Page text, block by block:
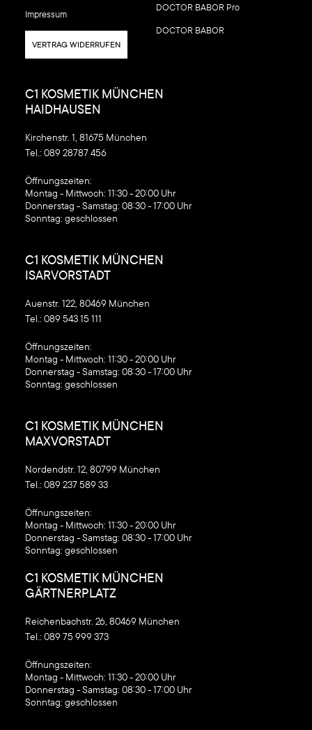
Impressum
VERTRAG WIDERRUFEN
DOCTOR BABOR Pro
DOCTOR BABOR
C1 KOSMETIK MÜNCHEN
HAIDHAUSEN
Kirchenstr. 1, 81675 München
Tel.: 089 28787 456
‍Öffnungszeiten:
Montag - Mittwoch: 11:30 - 20:00 Uhr
Donnerstag - Samstag: 08:30 - 17:00 Uhr
Sonntag: geschlossen
C1 KOSMETIK MÜNCHEN
ISARVORSTADT
Auenstr. 122, 80469 München
Tel.: 089 543 15 111
‍Öffnungszeiten:
Montag - Mittwoch: 11:30 - 20:00 Uhr
Donnerstag - Samstag: 08:30 - 17:00 Uhr
Sonntag: geschlossen
C1 KOSMETIK MÜNCHEN
MAXVORSTADT
Nordendstr. 12, 80799 München
Tel.: 089 237 589 33
‍Öffnungszeiten:
Montag - Mittwoch: 11:30 - 20:00 Uhr
Donnerstag - Samstag: 08:30 - 17:00 Uhr
Sonntag: geschlossen
C1 KOSMETIK MÜNCHEN
GÄRTNERPLATZ
Reichenbachstr. 26, 80469 München
Tel.: 089 75 999 373
‍Öffnungszeiten:
Montag - Mittwoch: 11:30 - 20:00 Uhr
Donnerstag - Samstag: 08:30 - 17:00 Uhr
Sonntag: geschlossen